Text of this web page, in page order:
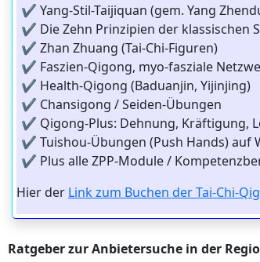
✔️ Yang-Stil-Taijiquan (gem. Yang
✔️ Die Zehn Prinzipien der klassischen
✔️ Zhan Zhuang (Tai-Chi-Figuren)
✔️ Faszien-Qigong, myo-fasziale
✔️ Health-Qigong (Baduanjin, Yijinjing)
✔️ Chansigong / Seiden-Übungen
✔️ Qigong-Plus: Dehnung, Kräftigung,
✔️ Tuishou-Übungen (Push Hands) auf
✔️ Plus alle ZPP-Module /
Hier der Link zum Buchen der Tai-Chi-
Ratgeber zur Anbietersuche in der